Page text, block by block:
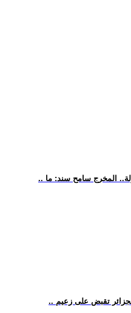
المخرج سامح سند: ما
تقبض على زعيم